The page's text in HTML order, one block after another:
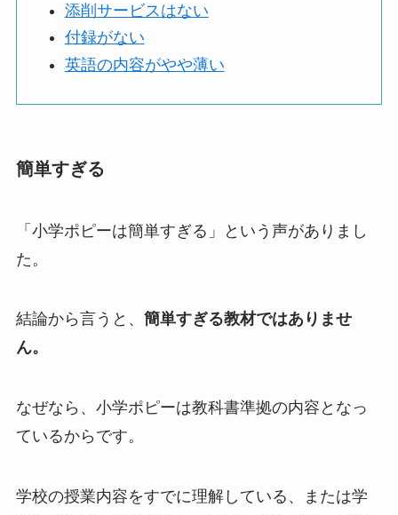
添削サービスはない
付録がない
英語の内容がやや薄い
簡単すぎる
「小学ポピーは簡単すぎる」という声がありまし
た。
結論から言うと、 簡単すぎる教材ではありませ
ん。
なぜなら、小学ポピーは教科書準拠の内容となっ
ているからです。
学校の授業内容をすでに理解している、または学